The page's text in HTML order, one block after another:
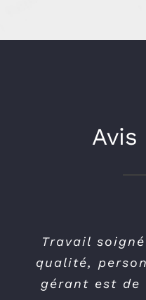
Travail
qualité,
gérant est